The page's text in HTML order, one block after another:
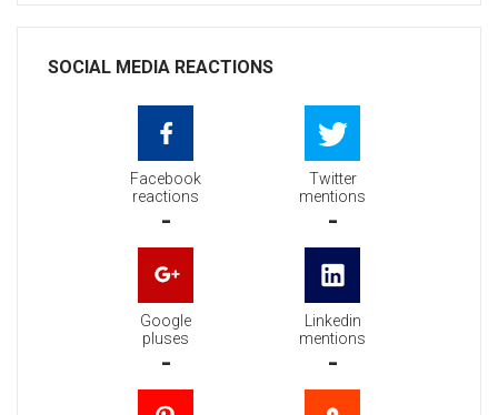
SOCIAL MEDIA REACTIONS
Facebook
reactions
-
Twitter
mentions
-
Google
pluses
-
Linkedin
mentions
-